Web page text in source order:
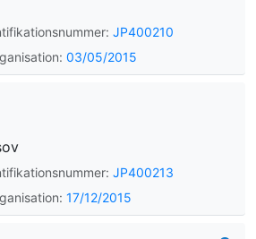
JP400210
03/05/2015
JP400213
17/12/2015